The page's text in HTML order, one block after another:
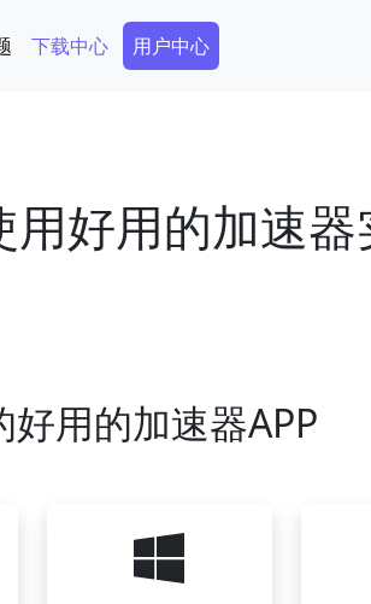
下载中心 Secondary Menu
用户中心
好用的加速
用的加速器APP